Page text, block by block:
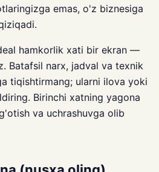
emas, o'z biznesiga
hamkorlik xati bir ekran —
Batafsil narx, jadval va texnik
tiqishtirmang; ularni ilova yoki
Birinchi xatning yagona
va uchrashuvga olib